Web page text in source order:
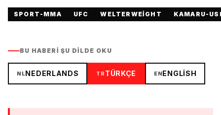
SPORT-MMA UFC WELTERWEIGHT KAMARU-
BU HABERI ŞU DILDE OKU
NLNEDERLANDS TR TÜRKÇE ENENGLISH